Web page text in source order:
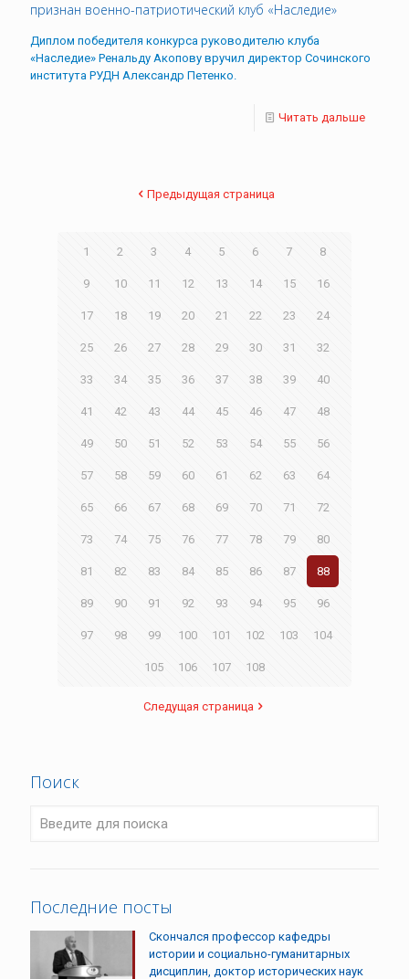
признан военно-патриотический клуб «Наследие»
Диплом победителя конкурса руководителю клуба
«Наследие» Ренальду Акопову вручил директор Сочинского
института РУДН Александр Петенко.
Читать дальше
Предыдущая страница
1 2 3 4 5 6 7 8
9 10 11 12 13 14 15 16
17 18 19 20 21 22 23 24
25 26 27 28 29 30 31 32
33 34 35 36 37 38 39 40
41 42 43 44 45 46 47 48
49 50 51 52 53 54 55 56
57 58 59 60 61 62 63 64
65 66 67 68 69 70 71 72
73 74 75 76 77 78 79 80
81 82 83 84 85 86 87 88
89 90 91 92 93 94 95 96
97 98 99 100 101 102 103 104
105 106 107 108
Следущая страница
Поиск
Последние посты
Скончался профессор кафедры
истории и социально-гуманитарных
дисциплин, доктор исторических наук